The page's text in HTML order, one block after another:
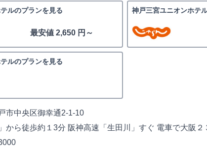
ルのプランを見る
最安値 2,650 円～
神戸三宮ユニオンホテ
ルのプランを見る
市中央区御幸通2-1-10
から徒歩約１3分 阪神高速「生田川」すぐ 電車で大阪